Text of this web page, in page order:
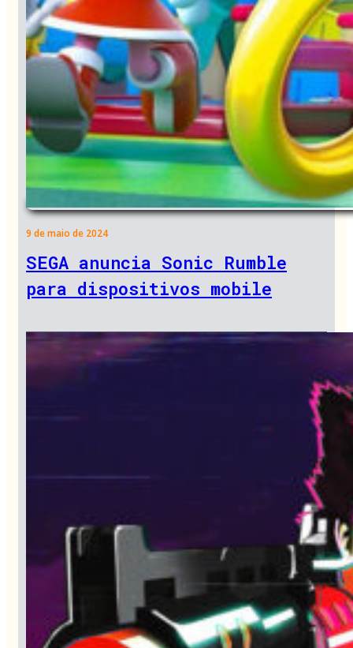
9 de maio de 2024
SEGA anuncia Sonic Rumble
para dispositivos mobile